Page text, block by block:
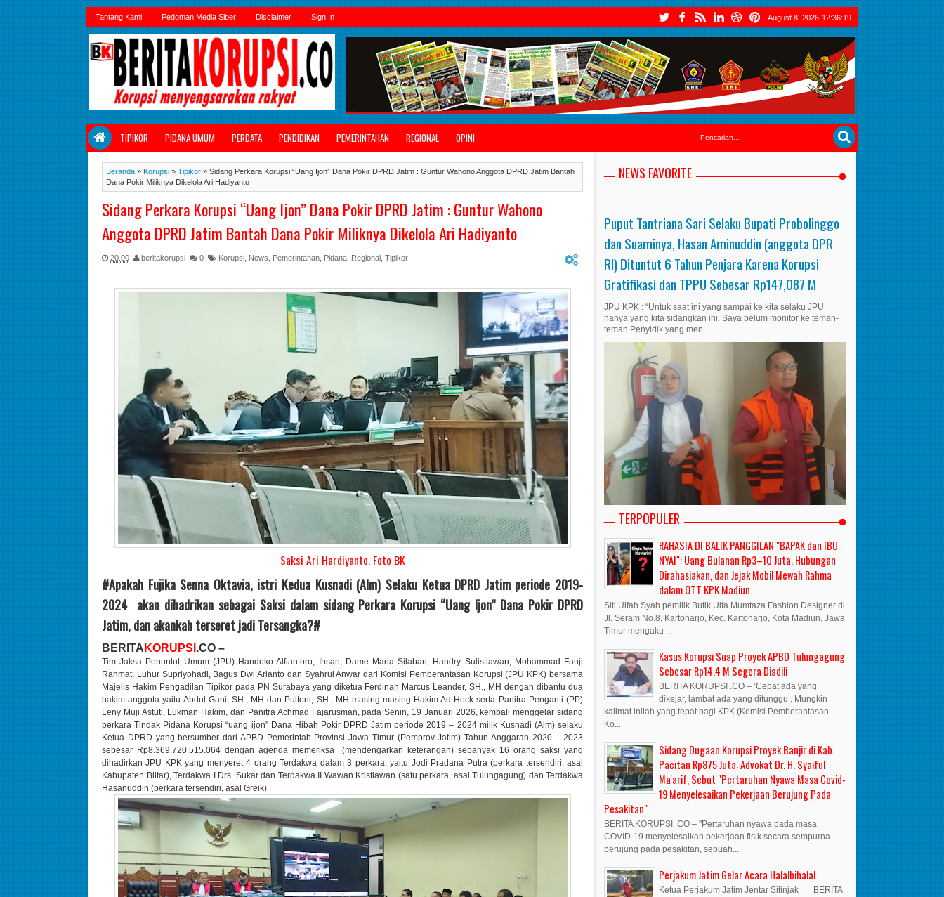
Tantang Kami Pedoman Media Siber Disclaimer Sign In August 8, 2026 12:36:20
TIPIKOR PIDANA UMUM PERDATA PENDIDIKAN PEMERINTAHAN REGIONAL OPINI
Beranda » Korupsi » Tipikor » Sidang Perkara Korupsi “Uang Ijon” Dana Pokir DPRD Jatim : Guntur Wahono Anggota DPRD Jatim Bantah
Dana Pokir Miliknya Dikelola Ari Hadiyanto
Sidang Perkara Korupsi “Uang Ijon” Dana Pokir DPRD Jatim : Guntur Wahono
Anggota DPRD Jatim Bantah Dana Pokir Miliknya Dikelola Ari Hadiyanto
20.00 beritakorupsi 0 Korupsi News Pemerintahan Pidana Regional Tipikor
Saksi Ari Hardiyanto. Foto BK
#Apakah Fujika Senna Oktavia, istri Kedua Kusnadi (Alm) Selaku Ketua DPRD Jatim periode 2019-
2024 akan dihadrikan sebagai Saksi dalam sidang Perkara Korupsi “Uang Ijon” Dana Pokir DPRD
Jatim, dan akankah terseret jadi Tersangka?#
BERITA KORUPSI .CO –
Tim Jaksa Penuntut Umum (JPU) Handoko Alfiantoro, Ihsan, Dame Maria Silaban, Handry Sulistiawan, Mohammad Fauji
Rahmat, Luhur Supriyohadi, Bagus Dwi Arianto dan Syahrul Anwar dari Komisi Pemberantasan Korupsi (JPU KPK) bersama
Majelis Hakim Pengadilan Tipikor pada PN Surabaya yang diketua Ferdinan Marcus Leander, SH., MH dengan dibantu dua
hakim anggota yaitu Abdul Gani, SH., MH dan Pultoni, SH., MH masing-masing Hakim Ad Hock serta Panitra Penganti (PP)
Leny Muji Astuti, Lukman Hakim, dan Panitra Achmad Fajarusman, pada Senin, 19 Januari 2026, kembali menggelar sidang
perkara Tindak Pidana Korupsi “uang ijon” Dana Hibah Pokir DPRD Jatim periode 2019 – 2024 milik Kusnadi (Alm) selaku
Ketua DPRD yang bersumber dari APBD Pemerintah Provinsi Jawa Timur (Pemprov Jatim) Tahun Anggaran 2020 – 2023
sebesar Rp8.369.720.515.064 dengan agenda memeriksa (mendengarkan keterangan) sebanyak 16 orang saksi yang
dihadirkan JPU KPK yang menyeret 4 orang Terdakwa dalam 3 perkara, yaitu Jodi Pradana Putra (perkara tersendiri, asal
Kabupaten Blitar), Terdakwa I Drs. Sukar dan Terdakwa II Wawan Kristiawan (satu perkara, asal Tulungagung) dan Terdakwa
Hasanuddin (perkara tersendiri, asal Greik)
NEWS FAVORITE
Puput Tantriana Sari Selaku Bupati Probolinggo
dan Suaminya, Hasan Aminuddin (anggota DPR
RI) Dituntut 6 Tahun Penjara Karena Korupsi
Gratifikasi dan TPPU Sebesar Rp147,087 M
JPU KPK : “Untuk saat ini yang sampai ke kita selaku JPU
hanya yang kita sidangkan ini. Saya belum monitor ke teman-
teman Penyidik yang men...
TERPOPULER
RAHASIA DI BALIK PANGGILAN "BAPAK dan IBU
NYAI": Uang Bulanan Rp3–10 Juta, Hubungan
Dirahasiakan, dan Jejak Mobil Mewah Rahma
dalam OTT KPK Madiun
Siti Ulfah Syah pemilik Butik Ulfa Mumtaza Fashion Designer di
Jl. Seram No.8, Kartoharjo, Kec. Kartoharjo, Kota Madiun, Jawa
Timur mengaku ...
Kasus Korupsi Suap Proyek APBD Tulungagung
Sebesar Rp14.4 M Segera Diadili
BERITA KORUPSI .CO – ‘Cepat ada yang
dikejar, lambat ada yang ditunggu’. Mungkin
kalimat inilah yang tepat bagi KPK (Komisi Pemberantasan
Ko...
Sidang Dugaan Korupsi Proyek Banjir di Kab.
Pacitan Rp875 Juta: Advokat Dr. H. Syaiful
Ma'arif, Sebut "Pertaruhan Nyawa Masa Covid-
19 Menyelesaikan Pekerjaan Berujung Pada
Pesakitan"
BERITA KORUPSI .CO – "Pertaruhan nyawa pada masa
COVID-19 menyelesaikan pekerjaan fisik secara sempurna
berujung pada pesakitan, sebuah...
Perjakum Jatim Gelar Acara Halalbihalal
Ketua Perjakum Jatim Jentar Sitinjak BERITA